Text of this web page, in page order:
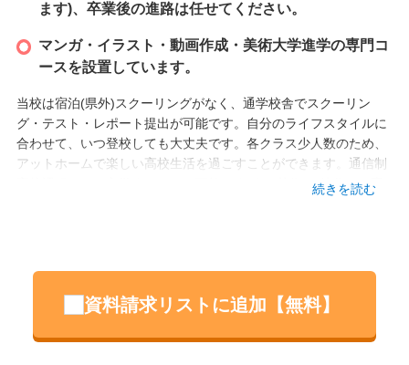
ます)、卒業後の進路は任せてください。
マンガ・イラスト・動画作成・美術大学進学の専門コ
ースを設置しています。
当校は宿泊(県外)スクーリングがなく、通学校舎でスクーリン
グ・テスト・レポート提出が可能です。自分のライフスタイルに
合わせて、いつ登校しても大丈夫です。各クラス少人数のため、
アットホームで楽しい高校生活を過ごすことができます。通信制
高校課程のみで入学することも可能ですが、“芸術”に特化した専
設立
続きを読む
資料請求リストに追加【無料】